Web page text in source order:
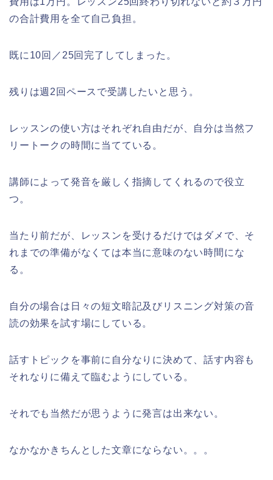
の合計費用を全て自己負担。
既に10回／25回完了してしまった。
残りは週2回ペースで受講したいと思う。
レッスンの使い方はそれぞれ自由だが、自分は当然フ
リートークの時間に当てている。
講師によって発音を厳しく指摘してくれるので役立
つ。
当たり前だが、レッスンを受けるだけではダメで、そ
れまでの準備がなくては本当に意味のない時間にな
る。
自分の場合は日々の短文暗記及びリスニング対策の音
読の効果を試す場にしている。
話すトピックを事前に自分なりに決めて、話す内容も
それなりに備えて臨むようにしている。
それでも当然だが思うように発言は出来ない。
なかなかきちんとした文章にならない。。。